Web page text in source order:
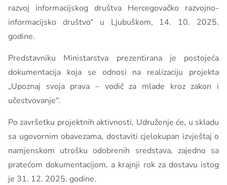
razvoj informacijskog društva Hercegovačko razvojno-
informacijsko društvo“ u Ljubuškom, 14. 10. 2025.
godine.
Predstavniku Ministarstva prezentirana je postojeća
dokumentacija koja se odnosi na realizaciju projekta
„Upoznaj svoja prava – vodič za mlade kroz zakon i
učestvovanje“.
Po završetku projektnih aktivnosti, Udruženje će, u skladu
sa ugovornim obavezama, dostaviti cjelokupan izvještaj o
namjenskom utrošku odobrenih sredstava, zajedno sa
pratećom dokumentacijom, a krajnji rok za dostavu istog
je 31. 12. 2025. godine.